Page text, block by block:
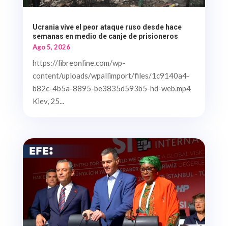
Ucrania vive el peor ataque ruso desde hace
semanas en medio de canje de prisioneros
Ago 5, 2026
https://libreonline.com/wp-
content/uploads/wpallimport/files/1c9140a4-
b82c-4b5a-8895-be3835d593b5-hd-web.mp4
Kiev, 25...